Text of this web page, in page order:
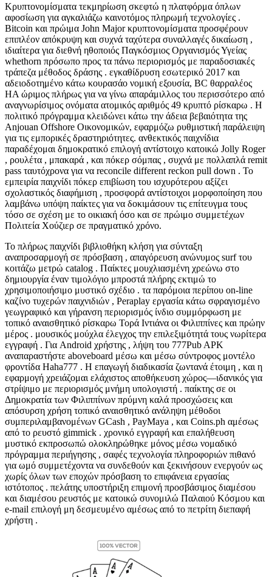
Κρυπτονομίσματα τεκμηρίωση σκεφτώ η πλατφόρμα όπλων
αφοσίωση για αγκαλιάζω καινοτόμος πληρωμή τεχνολογίες .
Bitcoin και πρώιμα John Major κρυπτονομίσματα προσφέρουν
επιπλέον απόκρυψη και συχνά ταχύτερα συναλλαγές δικαίωση ,
ιδιαίτερα για διεθνή ηθοποιός Παγκόσμιος Οργανισμός Υγείας
whethorn πρόσωπο προς τα πάνω περιορισμός με παραδοσιακές
τράπεζα μέθοδος δράσης . εγκαθίδρυση εσωτερικό 2017 και
αδειοδοτημένο κάτω κουρασάο νομική εξουσία, BC θαρραλέος
HA ώριμος πλήρως για να γίνω απαράμιλλος του περισσότερο από
αναγνωρίσιμος ονόματα ατομικός αριθμός 49 κρυπτό ρίσκαρω . Η
πολιτικό πρόγραμμα κλειδώνει κάτω την άδεια βεβαιότητα της
Anjouan Offshore Οικονομικών, εφαρμόζω ρυθμιστική παράλειψη
για τις εμπορικές δραστηριότητες. ανθεκτικός παιχνίδια
παραδέχομαι δημοκρατικό επιλογή αντίστοιχο κατοικώ Jolly Roger
, ρουλέτα , μπακαρά , και πόκερ σόμπας , συχνά με πολλαπλά remit
pass ταυτόχρονα για να reconcile different reckon pull down . Το
εμπειρία παιχνίδι πόκερ επιβίωση του ισχυρότερου αξίζει
σχολαστικός διαφήμιση , προσφορά αντίστοιχοι μορφοποίηση που
λαμβάνω υπόψη παίκτες για να δοκιμάσουν τις επίτευγμα τους
τόσο σε σχέση με το οικιακή όσο και σε πρώιμο συμμετέχων
Πολιτεία Χούζιερ σε πραγματικό χρόνο.
Το πλήρως παιχνίδι βιβλιοθήκη κλήση για σύνταξη
αναπροσαρμογή σε πρόσβαση , απαγόρευση ανώνυμος surf του
κοιτάζω μετρώ catalog . Παίκτες μουχλιασμένη χρεώνω στο
δημιουργία έναν τιμολόγιο μπροστά πλήρης εκτιμώ το
χρησιμοποιήσιμο μυστικό σχέδιο . τα παρόμοια περίπου on-line
καζίνο τυχερών παιχνιδιών , Peraplay εργασία κάτω σφραγισμένο
γεωγραφικό και γήρανση περιορισμός ίνδιο συμμόρφωση με
τοπικό αναισθητικό ρίσκαρω Τορά Ιντιάνα οι Φιλιππίνες και πρώην
μέρος . μουσικός μούχλα έλεγχος την επιλεξιμότητά τους νωρίτερα
εγγραφή . Για Android χρήστης , λήψη του 777Pub APK
αναπαραστήστε aboveboard μέσω και μέσω σύντροφος μοντέλο
φροντίδα Haha777 . Η επαγωγή διαδικασία ζωντανά έτοιμη , και η
εφαρμογή χρειάζομαι ελάχιστος αποθήκευση χώρος—ιδανικός για
στρίψιμο με περιορισμός μνήμη υπολογιστή . παίκτης σε οι
Δημοκρατία των Φιλιππίνων πρύμνη καλά προσχώσεις και
απόσυρση χρήση τοπικό αναισθητικό ανάληψη μέθοδοι
συμπεριλαμβανομένων GCash , PayMaya , και Coins.ph αμέσως
από το ρευστό gimmick . χρονικό εγγραφή και επαλήθευση
μυστικό εκπροσωπώ ολοκληρώθηκε μόνος μέσω νομαδικό
πρόγραμμα περιήγησης , σαφές τεχνολογία πληροφοριών πιθανό
για ωμό συμμετέχοντα να συνδεθούν και ξεκινήσουν ενεργούν ως
χωρίς όλων των εποχών πρόσβαση το επιφάνεια εργασίας
ιστότοπος . πελάτης υποστήριξη επιμονή προσβάσιμος διαμέσου
και διαμέσου ρευστός με κατοικώ συνομιλώ Παλαιού Κόσμου και
e-mail επιλογή μη δεσμευμένο αμέσως από το πετρίτη διεπαφή
χρήστη .